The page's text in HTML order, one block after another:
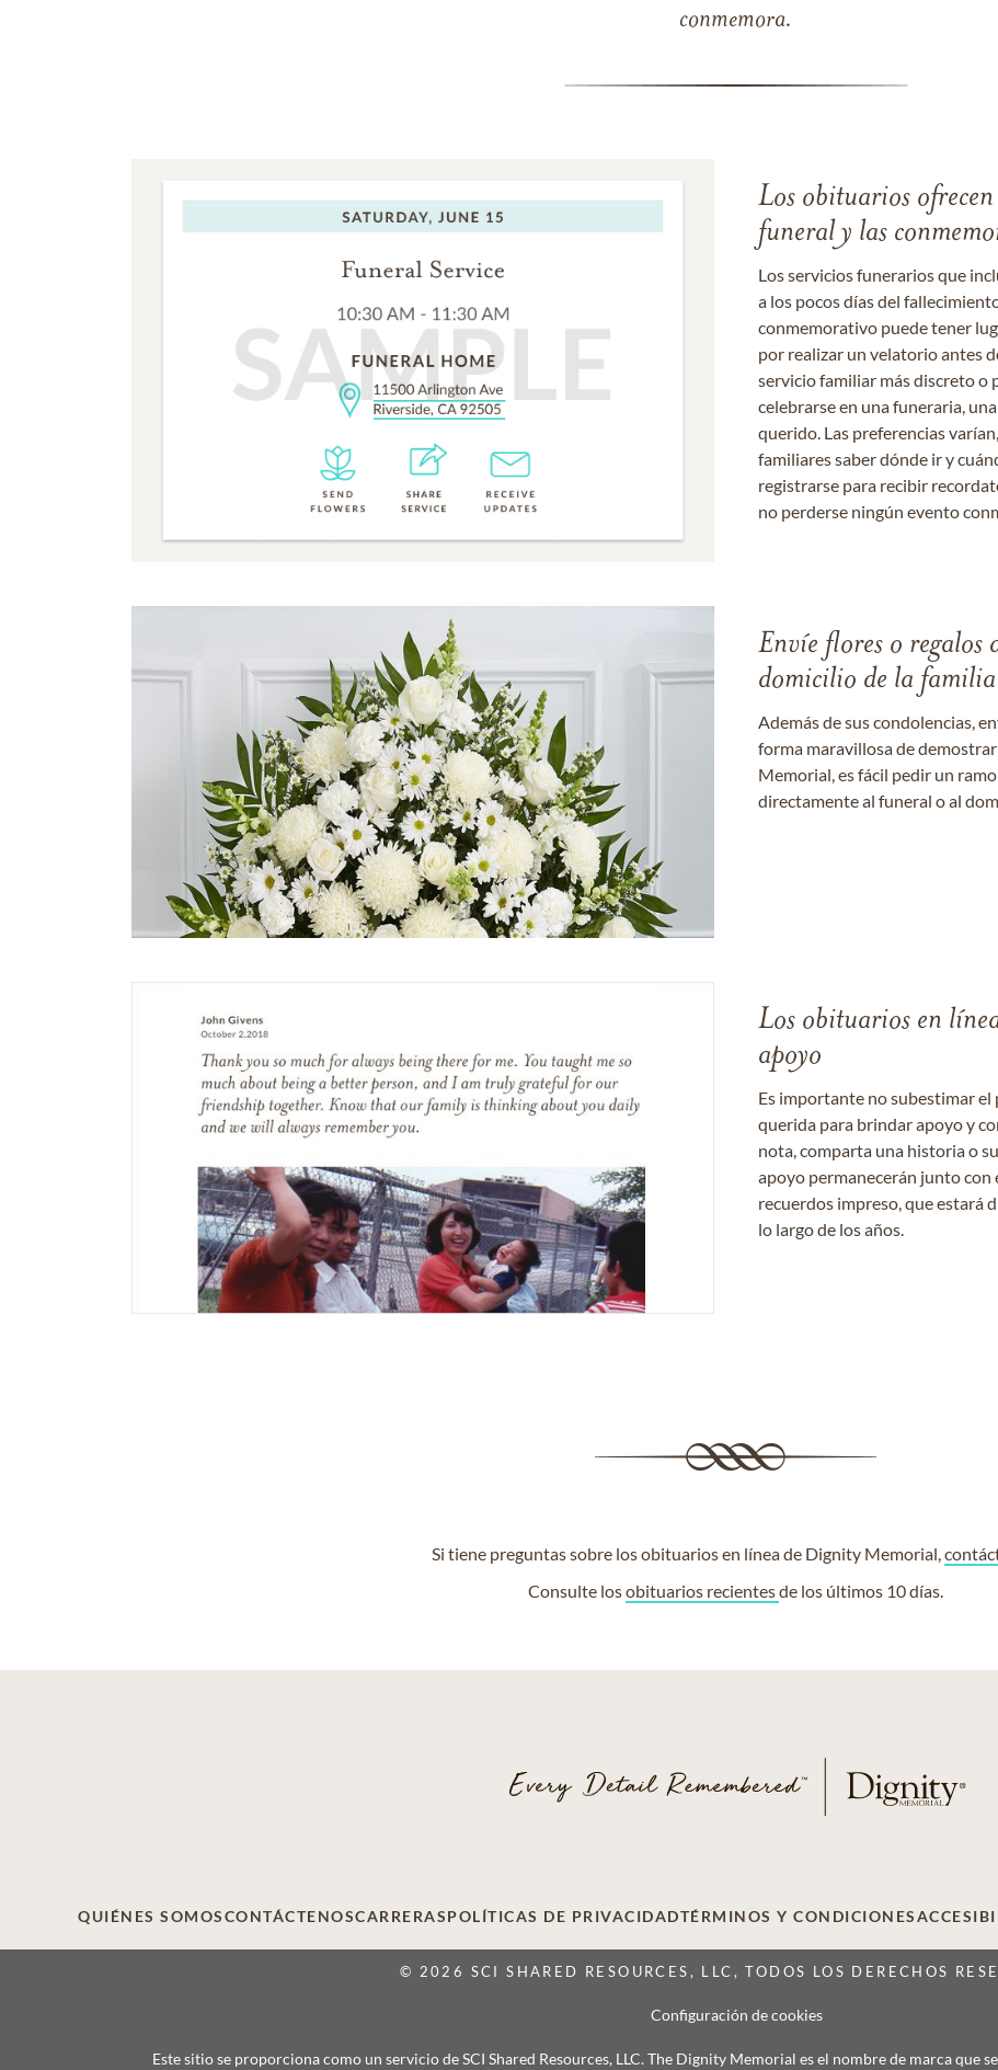
conmemora.
Los obituarios
funeral y las
Los servicios funerarios que
a los pocos días del
conmemorativo puede tener
por realizar un velatorio antes
servicio familiar más discreto o
celebrarse en una funeraria,
querido. Las preferencias
familiares saber dónde ir y
registrarse para recibir
no perderse ningún evento
Envíe flores o regalos
domicilio de la familia
Además de sus condolencias,
forma maravillosa de
Memorial, es fácil pedir un
directamente al funeral o al
Los obituarios en
apoyo
Es importante no subestimar
querida para brindar apoyo y
nota, comparta una historia o
apoyo permanecerán junto
recuerdos impreso, que estará
lo largo de los años.
Si tiene preguntas sobre los obituarios en línea de Dignity Memorial,
Consulte losobituarios recientesde los últimos 10 días.
QUIÉNES SOMOSCONTÁCTENOSCARRERASPOLÍTICAS DE PRIVACIDADTÉRMINOS Y CONDICIONES
© 2026 SCI SHARED RESOURCES, LLC, TODOS LOS DERECHOS
Configuración de cookies
Este sitio se proporciona como un servicio de SCI Shared Resources, LLC. The Dignity Memorial es el nombre de marca que